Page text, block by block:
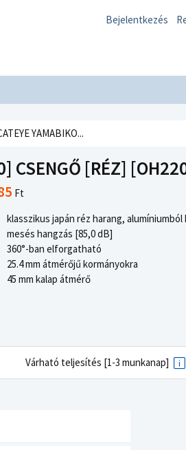
Bejelentkezés
YAMABIKO...
CSENGŐ [RÉZ]
Ft
klasszikus japán réz harang,
mesés hangzás [85,0 dB]
360°-ban elforgatható
25.4 mm átmérőjű kormányokra
45 mm kalap átmérő
Várható teljesítés [1-3 munkanap]